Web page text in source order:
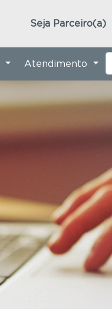
Seja Parceiro(a)
Atendimento